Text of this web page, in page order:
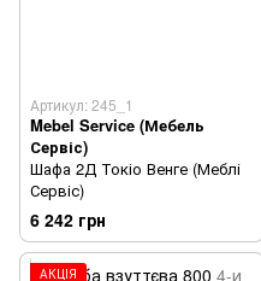
Артикул: 245_1
Mebel Service (Мебель
Сервіс)
Шафа 2Д Токіо Венге (Меблі
Сервіс)
6 242 грн
АКЦІЯ